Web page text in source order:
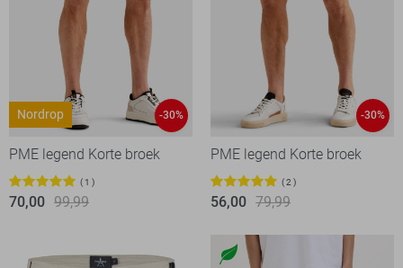
Nordrop -30%
PME legend Korte broek
1
70,00 99,99
-30%
PME legend Korte broek
2
56,00 79,99